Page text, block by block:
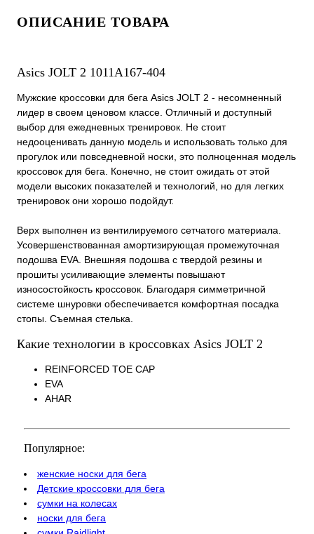
ОПИСАНИЕ ТОВАРА
Asics JOLT 2 1011A167-404
Мужские кроссовки для бега Asics JOLT 2 - несомненный
лидер в своем ценовом классе. Отличный и доступный
выбор для ежедневных тренировок. Не стоит
недооценивать данную модель и использовать только для
прогулок или повседневной носки, это полноценная модель
кроссовок для бега. Конечно, не стоит ожидать от этой
модели высоких показателей и технологий, но для легких
тренировок они хорошо подойдут.
Верх выполнен из вентилируемого сетчатого материала.
Усовершенствованная амортизирующая промежуточная
подошва EVA. Внешняя подошва с твердой резины и
прошиты усиливающие элементы повышают
износостойкость кроссовок. Благодаря симметричной
системе шнуровки обеспечивается комфортная посадка
стопы. Съемная стелька.
Какие технологии в кроссовках Asics JOLT 2
REINFORCED TOE CAP
EVA
AHAR
Популярное:
женские носки для бега
Детские кроссовки для бега
сумки на колесах
носки для бега